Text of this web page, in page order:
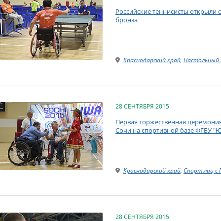
Российские теннисисты открыли
бронза
Краснодарский край, Настольный
28 СЕНТЯБРЯ 2015
Первая торжественная
Сочи на спортивной базе ФГБУ
Краснодарский край, Спорт лиц с
28 СЕНТЯБРЯ 2015